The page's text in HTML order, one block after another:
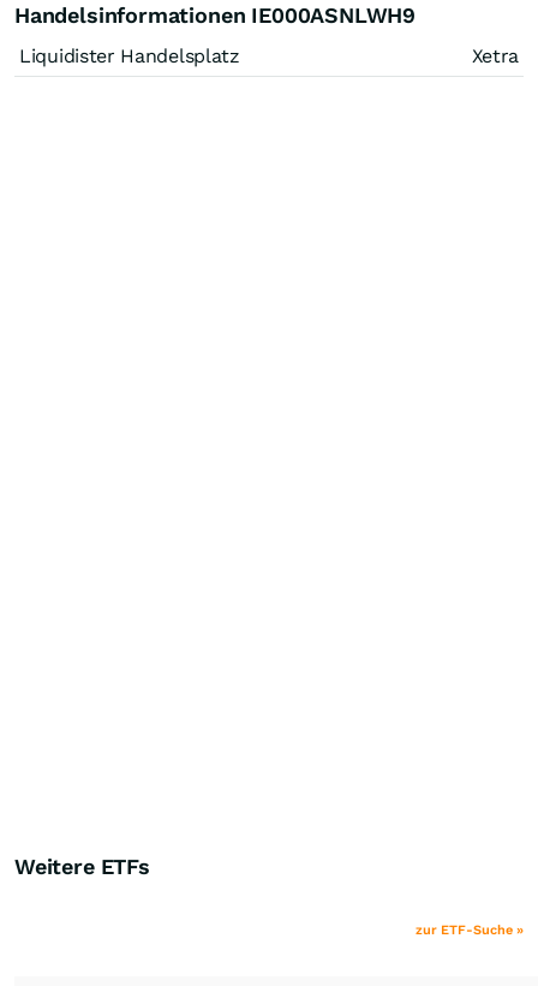
Handelsinformationen IE000ASNLWH9
Liquidister Handelsplatz Xetra
Weitere ETFs
zur ETF-Suche »